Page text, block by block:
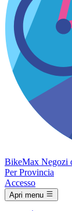
BikeMax Negozi
Per Provincia
Accesso
Apri menu